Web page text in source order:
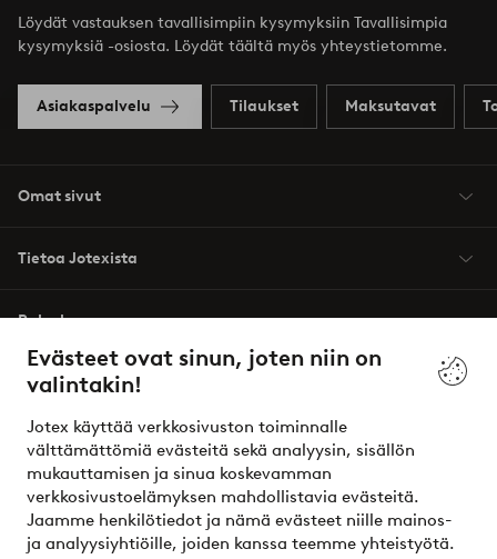
Evästeet ovat sinun, joten niin on
valintakin!
Jotex käyttää verkkosivuston toiminnalle
välttämättömiä evästeitä sekä analyysin, sisällön
mukauttamisen ja sinua koskevamman
verkkosivustoelämyksen mahdollistavia evästeitä.
Jaamme henkilötiedot ja nämä evästeet niille mainos-
ja analyysiyhtiöille, joiden kanssa teemme yhteistyötä.
Löydät vastauksen tavallisimpiin kysymyksiin Tavallisimpia
kysymyksiä -osiosta. Löydät täältä myös yhteystietomme.
Asiakaspalvelu Tilaukset Maksutavat
Omat sivut
Tietoa Jotexista
Palvelumme
Ehdot
Ystävät
Turvalliset maksut – maksa nyt tai erissä